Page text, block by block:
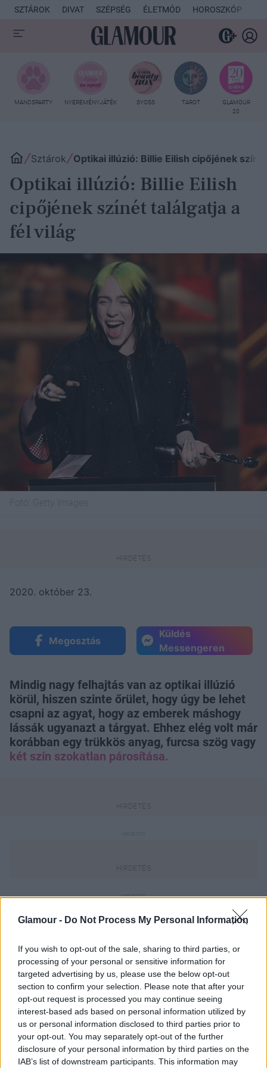
Glamour - Do Not Process My Personal Information
If you wish to opt-out of the sale, sharing to third parties, or
processing of your personal or sensitive information for
targeted advertising by us, please use the below opt-out
section to confirm your selection. Please note that after your
opt-out request is processed you may continue seeing
interest-based ads based on personal information utilized by
us or personal information disclosed to third parties prior to
your opt-out. You may separately opt-out of the further
disclosure of your personal information by third parties on the
IAB’s list of downstream participants. This information may
SZTÁROK DIVAT SZÉPSÉG ÉLETMÓD HOROSZKÓP
MANCSPARTY NYEREMÉNYJÁTÉK SYOSS TAROT
GLAMOUR
20
Sztárok Optikai illúzió: Billie Eilish cipőjének
Optikai illúzió: Billie Eilish
cipőjének színét találgatja a
fél világ
2020. október 23.
Megosztás
Küldés
Messengeren
Mindig nagy felhajtás van az optikai illúzió
körül, hiszen szinte őrület, hogy úgy be lehet
csapni az agyat, hogy az emberek máshogy
lássák ugyanazt a tárgyat. Ehhez elég volt már
korábban egy trükkös anyag, furcsa szög vagy
két szín szokatlan párosítása.
Most ugyanaz történt Billie Eilish cipőjével is, mint
néhány évvel ezelőtt azzal a bizonyoskék-fekete
villámgyorsan bejárta az internetet.
A kérdés a következő: milyen színű Billie Eilish
cipője?